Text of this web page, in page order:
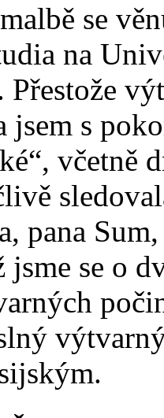
se
na
jsem s
včetně
pana
jsme se o